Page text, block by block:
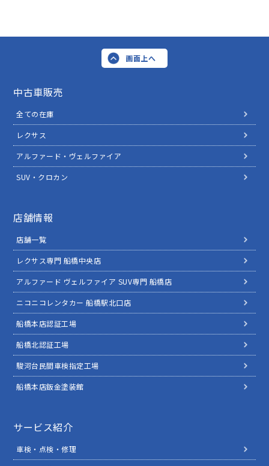
画面上へ
中古車販売
全ての在庫
レクサス
アルファード・ヴェルファイア
SUV・クロカン
店舗情報
店舗一覧
レクサス専門 船橋中央店
アルファード ヴェルファイア SUV専門 船橋店
ニコニコレンタカー 船橋駅北口店
船橋本店認証工場
船橋北認証工場
駿河台民間車検指定工場
船橋本店鈑金塗装館
サービス紹介
車検・点検・修理